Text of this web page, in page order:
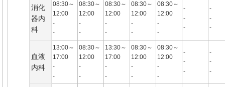
消化
器内
科
08:30～
12:00
-
-
08:30～
12:00
-
-
08:30～
12:00
-
-
08:30～
12:00
-
-
08:30～
12:00
-
-
-
-
-
-
-
-
血液
内科
13:00～
17:00
-
-
08:30～
12:00
-
-
13:30～
17:00
-
-
08:30～
12:00
-
-
08:30～
12:00
-
-
-
-
-
-
-
-